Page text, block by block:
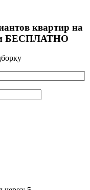
квартир на
БЕСПЛАТНО